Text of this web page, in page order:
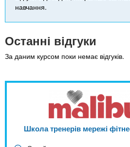
навчання.
Останні відгуки
За даним курсом поки немає відгуків.
Школа тренерів мережі